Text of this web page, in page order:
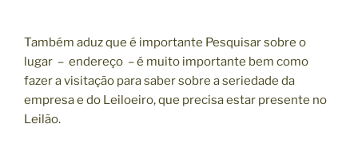
Também aduz que é importante Pesquisar sobre o
lugar – endereço – é muito importante bem como
fazer a visitação para saber sobre a seriedade da
empresa e do Leiloeiro, que precisa estar presente no
Leilão.